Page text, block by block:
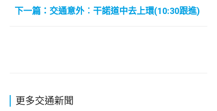
下一篇：交通意外︰干諾道中去上環(10:30跟進)
更多交通新聞